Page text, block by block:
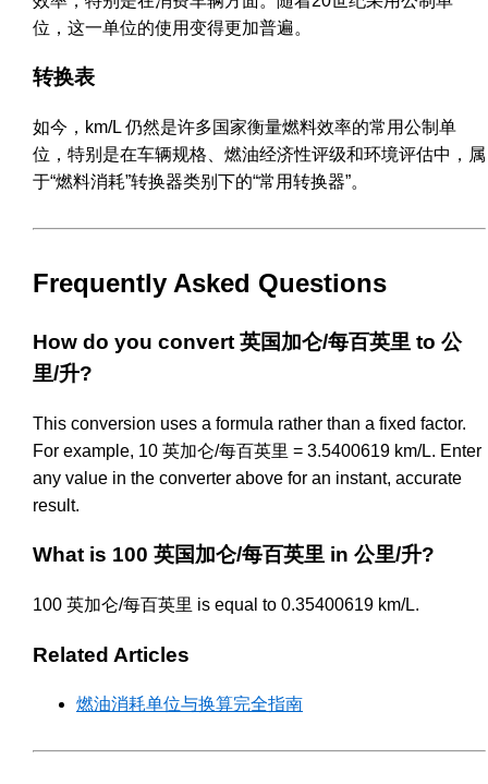
位，这一单位的使用变得更加普遍。
转换表
如今，km/L 仍然是许多国家衡量燃料效率的常用公制单
位，特别是在车辆规格、燃油经济性评级和环境评估中，属
于“燃料消耗”转换器类别下的“常用转换器”。
Frequently Asked Questions
How do you convert 英国加仑/每百英里 to 公
里/升?
This conversion uses a formula rather than a fixed factor.
For example, 10 英加仑/每百英里 = 3.5400619 km/L. Enter
any value in the converter above for an instant, accurate
result.
What is 100 英国加仑/每百英里 in 公里/升?
100 英加仑/每百英里 is equal to 0.35400619 km/L.
Related Articles
燃油消耗单位与换算完全指南